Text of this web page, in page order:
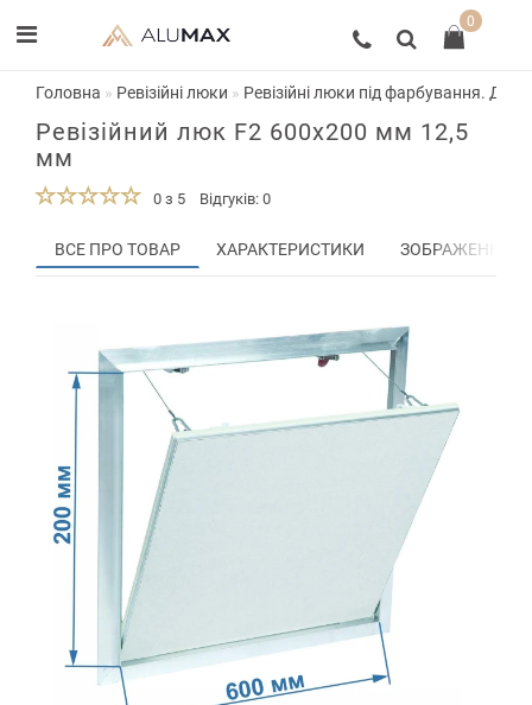
0
Головна Ревізійні люки Ревізійні люки під фарбування.
Ревізійний люк F2 600x200 мм 12,5
мм
0 з 5 Відгуків: 0
ВСЕ ПРО ТОВАР ХАРАКТЕРИСТИКИ ЗОБРАЖЕННЯ